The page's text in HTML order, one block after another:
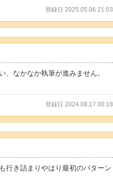
登録日 2025.05.06 21:03
なかなか執筆が進みません。
登録日 2024.08.17 00:18
行き詰まりやはり最初のパターン